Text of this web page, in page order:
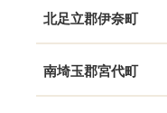
北足立郡伊奈町
南埼玉郡宮代町